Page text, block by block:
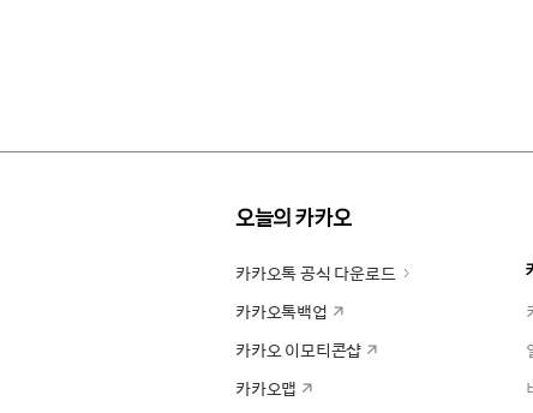
오늘의 카카오
카카오톡 공식 다운로드
카카오톡백업
카카오 이모티콘샵
카카오맵